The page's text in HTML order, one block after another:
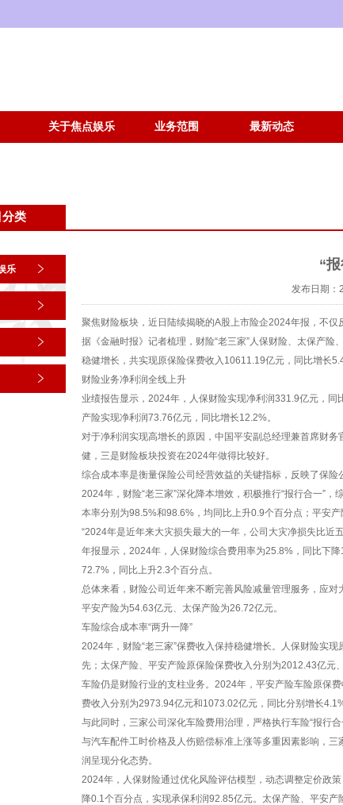
关于焦点娱乐 业务范围 最新动态
分类
乐 “
发布日期
聚焦财险板块，近日陆续揭晓的A股上市险企2024年报，不仅
据《金融时报》记者梳理，财险“老三家”人保财险、太保产
稳健增长，共实现原保险保费收入10611.19亿元，同比增长
财险业务净利润全线上升
业绩报告显示，2024年，人保财险实现净利润331.9亿元，
产险实现净利润73.76亿元，同比增长12.2%。
对于净利润实现高增长的原因，中国平安副总经理兼首席财
健，三是财险板块投资在2024年做得比较好。
综合成本率是衡量保险公司经营效益的关键指标，反映了保险
2024年，财险“老三家”深化降本增效，积极推行“报行合一”
本率分别为98.5%和98.6%，均同比上升0.9个百分点；平安
“2024年是近年来大灾损失最大的一年，公司大灾净损失比近
年报显示，2024年，人保财险综合费用率为25.8%，同比下
72.7%，同比上升2.3个百分点。
总体来看，财险公司近年来不断完善风险减量管理服务，应对
平安产险为54.63亿元、太保产险为26.72亿元。
车险综合成本率“两升一降”
2024年，财险“老三家”保费收入保持稳健增长。人保财险实
先；太保产险、平安产险原保险保费收入分别为2012.43亿元
车险仍是财险行业的支柱业务。2024年，平安产险车险原保
费收入分别为2973.94亿元和1073.02亿元，同比分别增长
与此同时，三家公司深化车险费用治理，严格执行车险“报行
与汽车配件工时价格及人伤赔偿标准上涨等多重因素影响，
润呈现分化态势。
2024年，人保财险通过优化风险评估模型，动态调整定价政
降0.1个百分点，实现承保利润92.85亿元。太保产险、平安